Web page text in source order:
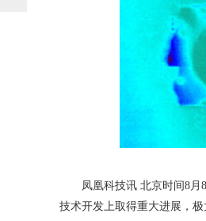
凤凰科技讯 北京时间8
技术开发上取得重大进展，